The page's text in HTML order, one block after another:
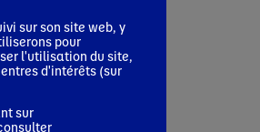
sur son site web, y
pour
l'utilisation du site,
d'intérêts (sur
sur